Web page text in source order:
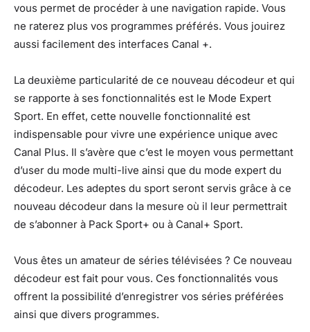
vous permet de procéder à une navigation rapide. Vous
ne raterez plus vos programmes préférés. Vous jouirez
aussi facilement des interfaces Canal +.
La deuxième particularité de ce nouveau décodeur et qui
se rapporte à ses fonctionnalités est le Mode Expert
Sport. En effet, cette nouvelle fonctionnalité est
indispensable pour vivre une expérience unique avec
Canal Plus. Il s’avère que c’est le moyen vous permettant
d’user du mode multi-live ainsi que du mode expert du
décodeur. Les adeptes du sport seront servis grâce à ce
nouveau décodeur dans la mesure où il leur permettrait
de s’abonner à Pack Sport+ ou à Canal+ Sport.
Vous êtes un amateur de séries télévisées ? Ce nouveau
décodeur est fait pour vous. Ces fonctionnalités vous
offrent la possibilité d’enregistrer vos séries préférées
ainsi que divers programmes.